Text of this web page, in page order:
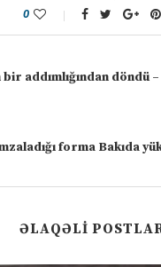
0
addımlığından döndü –
forma Bakıda
ƏLAQƏLI